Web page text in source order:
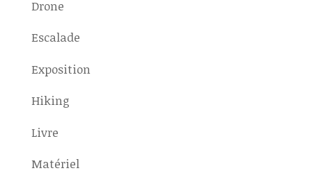
Drone
Escalade
Exposition
Hiking
Livre
Matériel